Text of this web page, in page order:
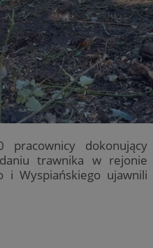
dokonujący
trawnika w rejonie
i Wyspiańskiego ujawnili